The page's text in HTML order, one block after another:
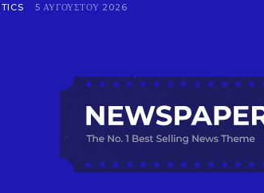
5 ΑΥΓΟΎΣΤΟΥ 2026